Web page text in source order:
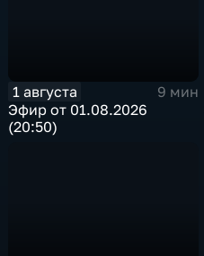
1 августа
9 мин
Эфир от 01.08.2026
(20:50)